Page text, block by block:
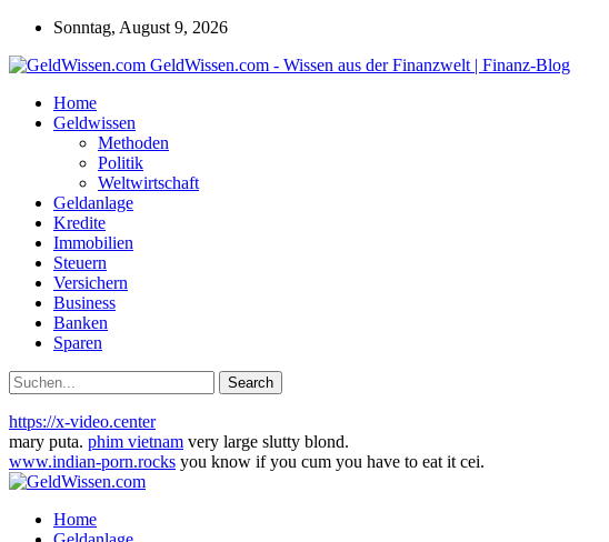
Sonntag, August 9, 2026
GeldWissen.com - Wissen aus der Finanzwelt | Finanz-Blog
Home
Geldwissen
Methoden
Politik
Weltwirtschaft
Geldanlage
Kredite
Immobilien
Steuern
Versichern
Business
Banken
Sparen
https://x-video.center
mary puta. phim vietnam very large slutty blond.
www.indian-porn.rocks you know if you cum you have to eat it cei.
Home